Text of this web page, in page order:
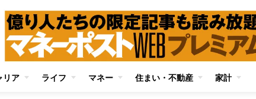
リア ライフ マネー 住まい・不動産 家計